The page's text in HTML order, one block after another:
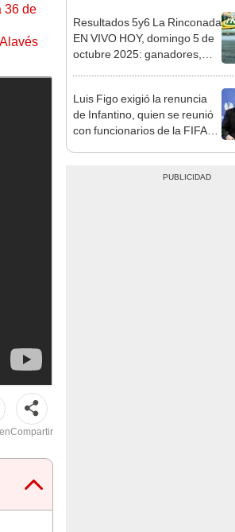
36 de
Compartir
Resultados 5y6 La Rinconada
EN VIVO HOY, domingo 5 de
octubre 2025: ganadores,
Luis Figo exigió la renuncia
de Infantino, quien se reunió
con funcionarios de la FIFA